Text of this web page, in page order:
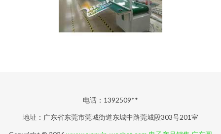
电话：1392509**
地址：广东省东莞市莞城街道东城中路莞城段303号201室